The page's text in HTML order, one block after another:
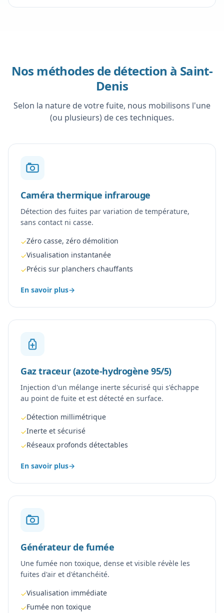
Nos méthodes de détection à Saint-
Denis
Selon la nature de votre fuite, nous mobilisons l'une
(ou plusieurs) de ces techniques.
Caméra thermique infrarouge
Détection des fuites par variation de température,
sans contact ni casse.
✓Zéro casse, zéro démolition
✓Visualisation instantanée
✓Précis sur planchers chauffants
En savoir plus→
Gaz traceur (azote-hydrogène 95/5)
Injection d'un mélange inerte sécurisé qui s'échappe
au point de fuite et est détecté en surface.
✓Détection millimétrique
✓Inerte et sécurisé
✓Réseaux profonds détectables
En savoir plus→
Générateur de fumée
Une fumée non toxique, dense et visible révèle les
fuites d'air et d'étanchéité.
✓Visualisation immédiate
✓Fumée non toxique